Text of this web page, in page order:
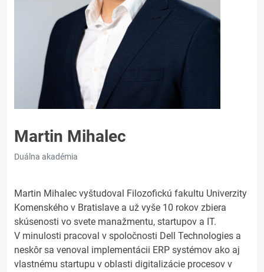
Martin Mihalec
Duálna akadémia
Martin Mihalec vyštudoval Filozofickú fakultu Univerzity
Komenského v Bratislave a už vyše 10 rokov zbiera
skúsenosti vo svete manažmentu, startupov a IT.
V minulosti pracoval v spoločnosti Dell Technologies a
neskôr sa venoval implementácii ERP systémov ako aj
vlastnému startupu v oblasti digitalizácie procesov v